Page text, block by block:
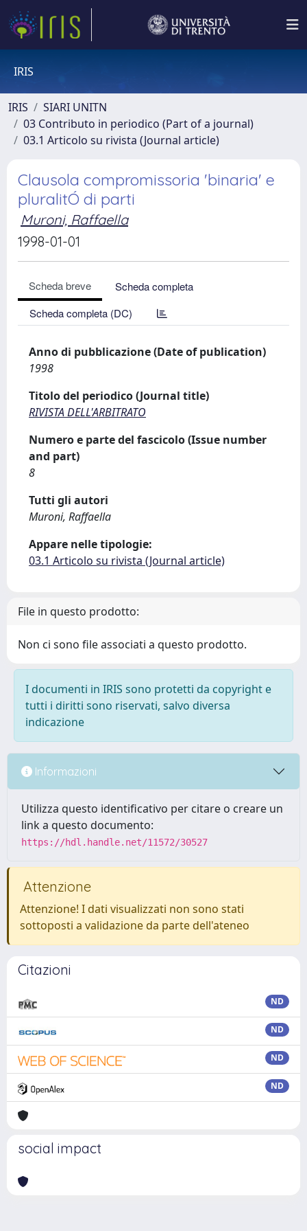
IRIS
IRIS
SIARI UNITN
03 Contributo in periodico (Part of a journal)
03.1 Articolo su rivista (Journal article)
Clausola compromissoria 'binaria' e
pluralitÓ di parti
Muroni, Raffaella
1998-01-01
Scheda breve
Scheda completa
Scheda completa (DC)
Anno di pubblicazione (Date of publication)
1998
Titolo del periodico (Journal title)
RIVISTA DELL'ARBITRATO
Numero e parte del fascicolo (Issue number
and part)
8
Tutti gli autori
Muroni, Raffaella
Appare nelle tipologie:
03.1 Articolo su rivista (Journal article)
File in questo prodotto:
Non ci sono file associati a questo prodotto.
I documenti in IRIS sono protetti da copyright e
tutti i diritti sono riservati, salvo diversa
indicazione
Informazioni
Utilizza questo identificativo per citare o creare un
link a questo documento:
https://hdl.handle.net/11572/30527
Attenzione
Attenzione! I dati visualizzati non sono stati
sottoposti a validazione da parte dell'ateneo
Citazioni
ND
ND
ND
ND
social impact